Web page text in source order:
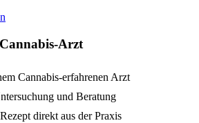
Arzt
Cannabis-erfahrenen Arzt
und Beratung
direkt aus der Praxis